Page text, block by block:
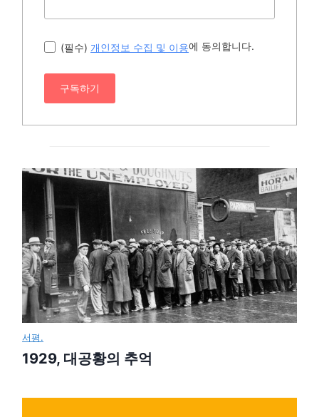
(필수) 개인정보 수집 및 이용에 동의합니다.
구독하기
서평.
1929, 대공황의 추억